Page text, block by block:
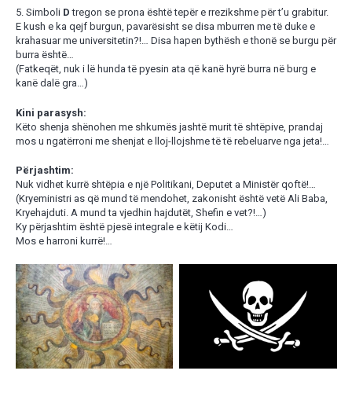
5. Simboli D tregon se prona është tepër e rrezikshme për t’u grabitur.
E kush e ka qejf burgun, pavarësisht se disa mburren me të duke e
krahasuar me universitetin?!… Disa hapen bythësh e thonë se burgu për
burra është…
(Fatkeqët, nuk i lë hunda të pyesin ata që kanë hyrë burra në burg e
kanë dalë gra…)
Kini parasysh:
Këto shenja shënohen me shkumës jashtë murit të shtëpive, prandaj
mos u ngatërroni me shenjat e lloj-llojshme të të rebeluarve nga jeta!…
Përjashtim:
Nuk vidhet kurrë shtëpia e një Politikani, Deputet a Ministër qoftë!…
(Kryeministri as që mund të mendohet, zakonisht është vetë Ali Baba,
Kryehajduti. A mund ta vjedhin hajdutët, Shefin e vet?!…)
Ky përjashtim është pjesë integrale e këtij Kodi…
Mos e harroni kurrë!…